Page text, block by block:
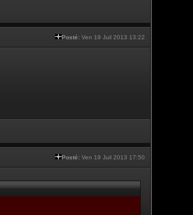
Posté: Ven 19 Juil 2013 13:22
Posté: Ven 19 Juil 2013 17:50